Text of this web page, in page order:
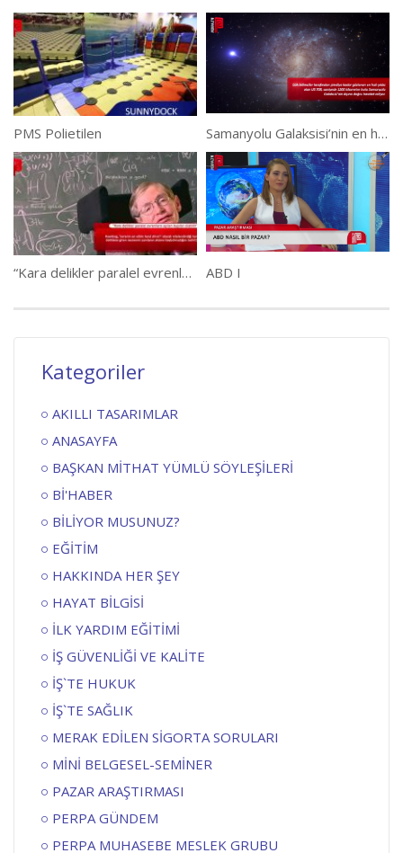
PMS Polietilen Samanyolu Galaksisi’nin en hızlı yıldızı bulundu
“Kara delikler paralel evrenlere açılan kapılar olabilir” ABD I
Kategoriler
AKILLI TASARIMLAR
ANASAYFA
BAŞKAN MİTHAT YÜMLÜ SÖYLEŞİLERİ
Bİ'HABER
BİLİYOR MUSUNUZ?
EĞİTİM
HAKKINDA HER ŞEY
HAYAT BİLGİSİ
İLK YARDIM EĞİTİMİ
İŞ GÜVENLİĞİ VE KALİTE
İŞ`TE HUKUK
İŞ`TE SAĞLIK
MERAK EDİLEN SİGORTA SORULARI
MİNİ BELGESEL-SEMİNER
PAZAR ARAŞTIRMASI
PERPA GÜNDEM
PERPA MUHASEBE MESLEK GRUBU